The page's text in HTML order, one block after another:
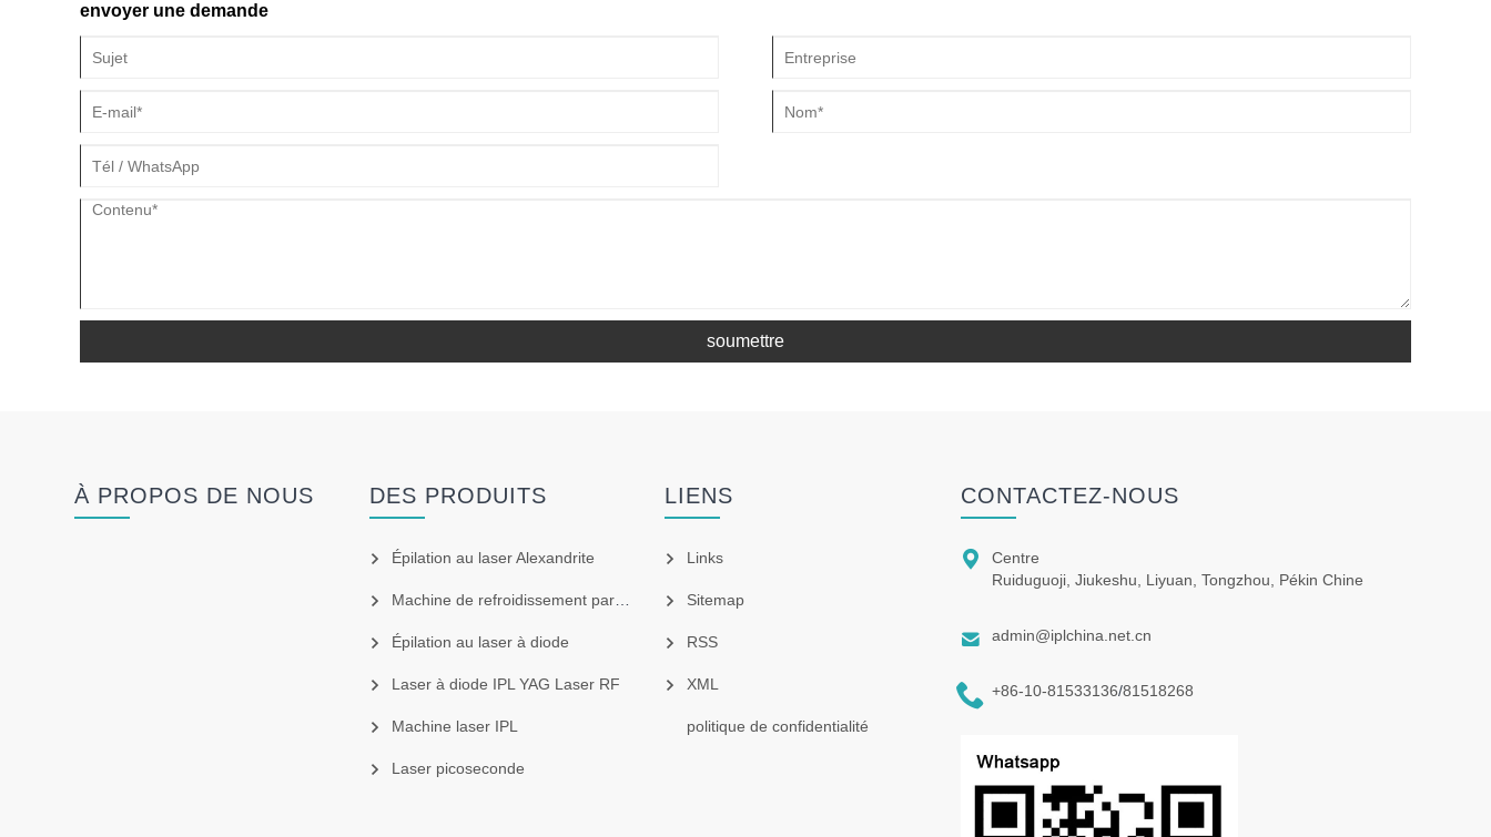
envoyer une demande
soumettre
À PROPOS DE NOUS DES PRODUITS
Épilation au laser Alexandrite
Machine de refroidissement par air
Épilation au laser à diode
Laser à diode IPL YAG Laser RF
Machine laser IPL
Laser picoseconde
LIENS
Links
Sitemap
RSS
XML
politique de confidentialité
CONTACTEZ-NOUS

Centre
Ruiduguoji, Jiukeshu, Liyuan, Tongzhou, Pékin Chine
 admin@iplchina.net.cn
 +86-10-81533136/81518268